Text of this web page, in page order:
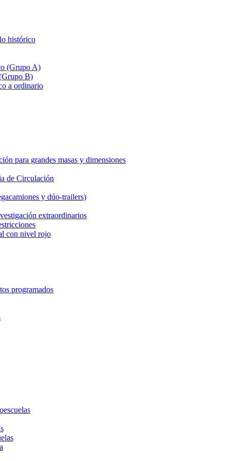
histórico
(Grupo A)
B)
a ordinario
para grandes masas y dimensiones
de Circulación
y dúo-trailers)
extraordinarios
con nivel rojo
programados